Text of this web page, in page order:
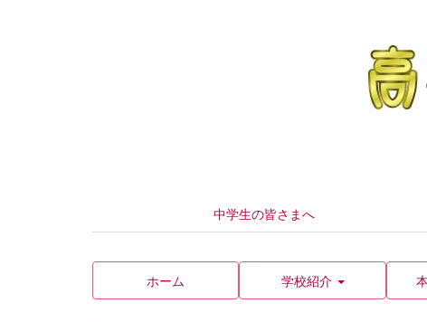
中学生の皆さまへ
ホーム 学校紹介